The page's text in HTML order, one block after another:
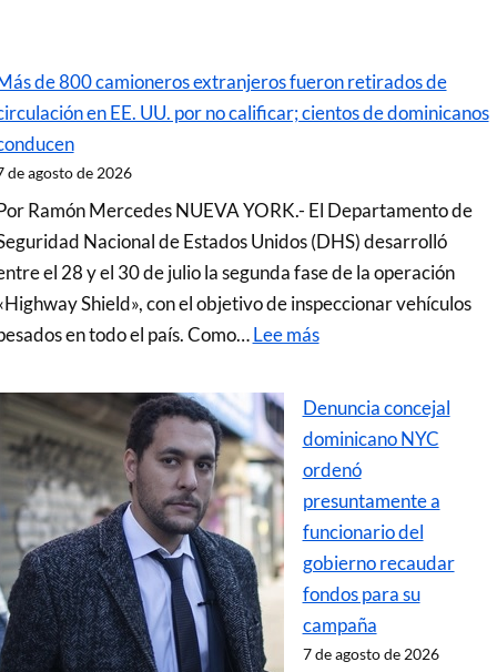
de 800 camioneros extranjeros fueron retirados de
en EE. UU. por no calificar; cientos de dominicanos
de agosto de 2026
Ramón Mercedes NUEVA YORK.- El Departamento de
Nacional de Estados Unidos (DHS) desarrolló
el 28 y el 30 de julio la segunda fase de la operación
Shield», con el objetivo de inspeccionar vehículos
en todo el país. Como…Lee más
Denuncia concejal
dominicano NYC
ordenó
presuntamente a
funcionario del
gobierno recaudar
fondos para su
campaña
7 de agosto de 2026